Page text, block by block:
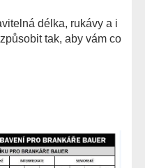
délka, rukávy a i
tak, aby vám co